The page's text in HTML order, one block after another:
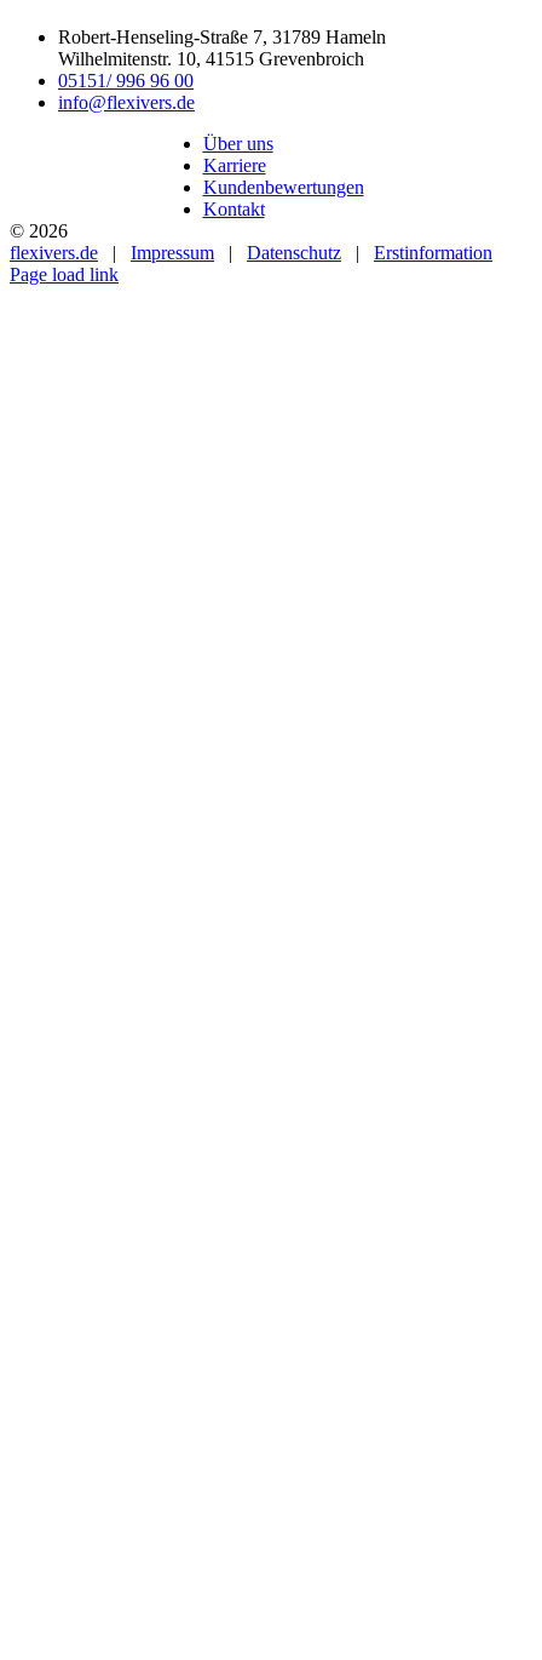
Robert-Henseling-Straße 7, 31789 Hameln
Wilhelmitenstr. 10, 41515 Grevenbroich
05151/ 996 96 00
info@flexivers.de
Über uns
Karriere
Kundenbewertungen
Kontakt
© 2026
flexivers.de | Impressum | Datenschutz | Erstinformation
Page load link